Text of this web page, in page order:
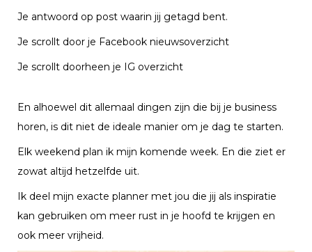
Je antwoord op post waarin jij getagd bent.
Je scrollt door je Facebook nieuwsoverzicht
Je scrollt doorheen je IG overzicht
En alhoewel dit allemaal dingen zijn die bij je business
horen, is dit niet de ideale manier om je dag te starten.
Elk weekend plan ik mijn komende week. En die ziet er
zowat altijd hetzelfde uit.
Ik deel mijn exacte planner met jou die jij als inspiratie
kan gebruiken om meer rust in je hoofd te krijgen en
ook meer vrijheid.